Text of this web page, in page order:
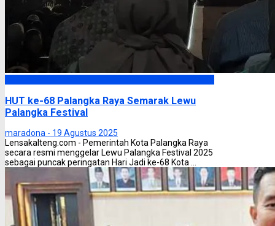
HUT ke-68 Palangka Raya Semarak Lewu
Palangka Festival
maradona - 19 Agustus 2025
Lensakalteng.com - Pemerintah Kota Palangka Raya
secara resmi menggelar Lewu Palangka Festival 2025
sebagai puncak peringatan Hari Jadi ke-68 Kota ...